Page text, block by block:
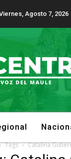
Agosto 7, 2026
Tags Catalina